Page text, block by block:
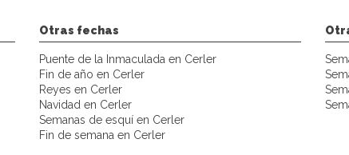
Otras fechas
Puente de la Inmaculada en Cerler
Fin de año en Cerler
Reyes en Cerler
Navidad en Cerler
Semanas de esquí en Cerler
Fin de semana en Cerler